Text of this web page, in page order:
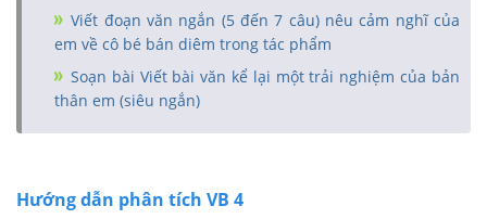
Viết đoạn văn ngắn (5 đến 7 câu) nêu cảm nghĩ của
em về cô bé bán diêm trong tác phẩm
Soạn bài Viết bài văn kể lại một trải nghiệm của bản
thân em (siêu ngắn)
Hướng dẫn phân tích VB 4